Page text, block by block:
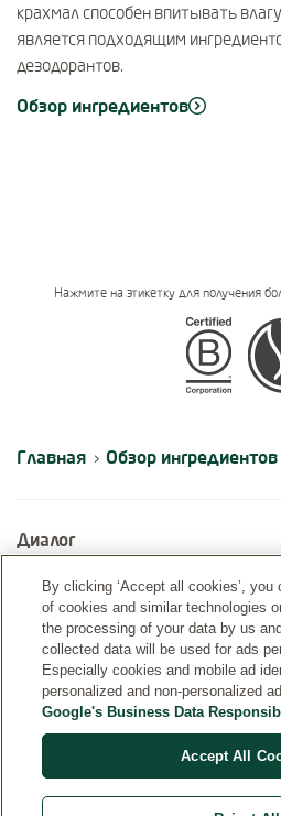
крахмал способен впитывать
является подходящим
дезодорантов.
Обзор ингредиентов
Certifications
Нажмите на этикетку для получения
Главная › Обзор ингредиентов
Диалог
Информация
By clicking ‘Accept all cookies’,
of cookies and similar technologies
the processing of your data by us
collected data will be used for ads
Especially cookies and mobile ad
personalized and non-personalized
Google's Business Data
Accept All